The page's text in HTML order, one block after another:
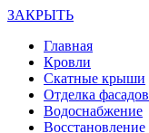
ЗАКРЫТЬ
Главная
Кровли
Скатные крыши
Отделка фасадов
Водоснабжение